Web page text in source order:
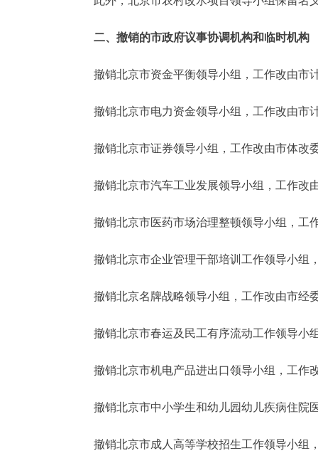
二、撤销的市政府议事协调机构和临时机构
撤销北京市资金平衡领导小组，工作改由市
撤销北京市电力资金领导小组，工作改由市
撤销北京市证券领导小组，工作改由市体改
撤销北京市汽车工业发展领导小组，工作改
撤销北京市医药市场治理整顿领导小组，工
撤销北京市企业管理干部培训工作领导小组
撤销北京名牌战略领导小组，工作改由市经
撤销北京市春运及民工有序流动工作领导小
撤销北京市机电产品进出口领导小组，工作
撤销北京市中小学生和幼儿园幼儿疾病住院
撤销北京市成人高等学校招生工作领导小组